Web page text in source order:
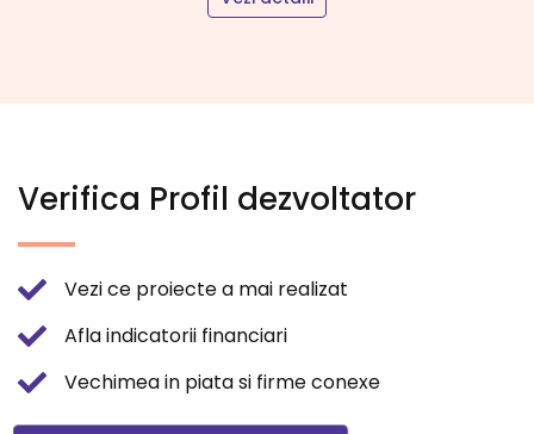
Verifica Profil dezvoltator
Vezi ce proiecte a mai realizat
Afla indicatorii financiari
Vechimea in piata si firme conexe